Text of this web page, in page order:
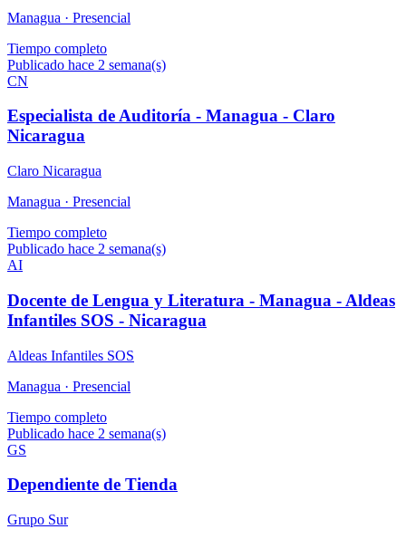
Managua · Presencial
Tiempo completo
Publicado hace 2 semana(s)
CN
Especialista de Auditoría - Managua - Claro
Nicaragua
Claro Nicaragua
Managua · Presencial
Tiempo completo
Publicado hace 2 semana(s)
AI
Docente de Lengua y Literatura - Managua - Aldeas
Infantiles SOS - Nicaragua
Aldeas Infantiles SOS
Managua · Presencial
Tiempo completo
Publicado hace 2 semana(s)
GS
Dependiente de Tienda
Grupo Sur